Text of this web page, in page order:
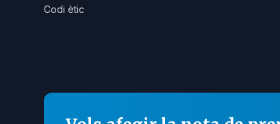
Codi ètic